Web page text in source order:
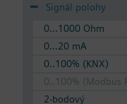
Signál polohy
0...1000 Ohm
0...20 mA
0..100% (KNX)
0..100% (Modbus
2-bodový